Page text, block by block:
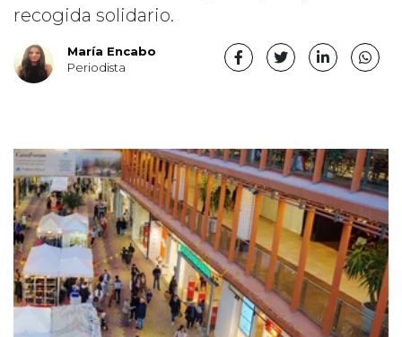
recogida solidario.
María Encabo
Periodista